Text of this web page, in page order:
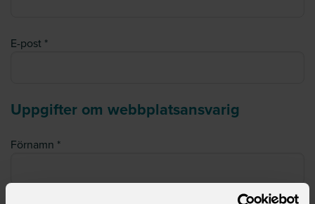
E-post
Uppgifter om webbplatsansvarig
Förnamn